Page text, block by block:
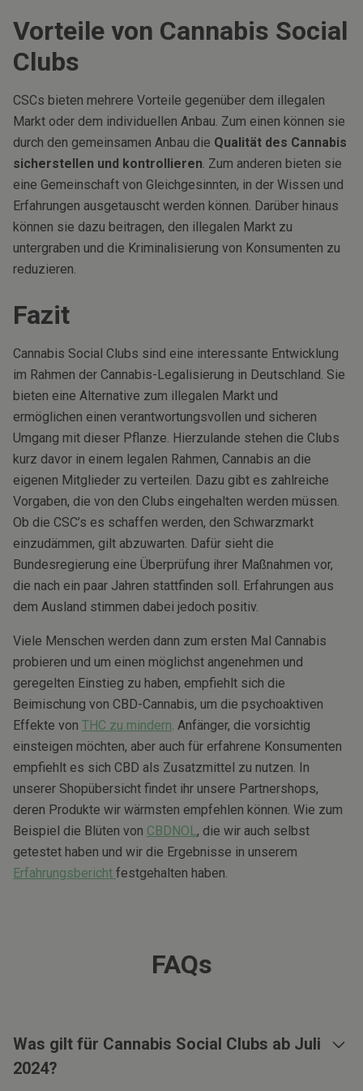
Vorteile von Cannabis Social
Clubs
CSCs bieten mehrere Vorteile gegenüber dem illegalen
Markt oder dem individuellen Anbau. Zum einen können sie
durch den gemeinsamen Anbau die Qualität des Cannabis
sicherstellen und kontrollieren. Zum anderen bieten sie
eine Gemeinschaft von Gleichgesinnten, in der Wissen und
Erfahrungen ausgetauscht werden können. Darüber hinaus
können sie dazu beitragen, den illegalen Markt zu
untergraben und die Kriminalisierung von Konsumenten zu
reduzieren.
Fazit
Cannabis Social Clubs sind eine interessante Entwicklung
im Rahmen der Cannabis-Legalisierung in Deutschland. Sie
bieten eine Alternative zum illegalen Markt und
ermöglichen einen verantwortungsvollen und sicheren
Umgang mit dieser Pflanze. Hierzulande stehen die Clubs
kurz davor in einem legalen Rahmen, Cannabis an die
eigenen Mitglieder zu verteilen. Dazu gibt es zahlreiche
Vorgaben, die von den Clubs eingehalten werden müssen.
Ob die CSC’s es schaffen werden, den Schwarzmarkt
einzudämmen, gilt abzuwarten. Dafür sieht die
Bundesregierung eine Überprüfung ihrer Maßnahmen vor,
die nach ein paar Jahren stattfinden soll. Erfahrungen aus
dem Ausland stimmen dabei jedoch positiv.
Viele Menschen werden dann zum ersten Mal Cannabis
probieren und um einen möglichst angenehmen und
geregelten Einstieg zu haben, empfiehlt sich die
Beimischung von CBD-Cannabis, um die psychoaktiven
Effekte von THC zu mindern. Anfänger, die vorsichtig
einsteigen möchten, aber auch für erfahrene Konsumenten
empfiehlt es sich CBD als Zusatzmittel zu nutzen. In
unserer Shopübersicht findet ihr unsere Partnershops,
deren Produkte wir wärmsten empfehlen können. Wie zum
Beispiel die Blüten von CBDNOL, die wir auch selbst
getestet haben und wir die Ergebnisse in unserem
Erfahrungsbericht festgehalten haben.
FAQs
Was gilt für Cannabis Social Clubs ab Juli
2024?